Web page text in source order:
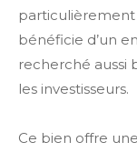
particulièrement
bénéficie d’un
recherché aussi
les investisseurs.
Ce bien offre